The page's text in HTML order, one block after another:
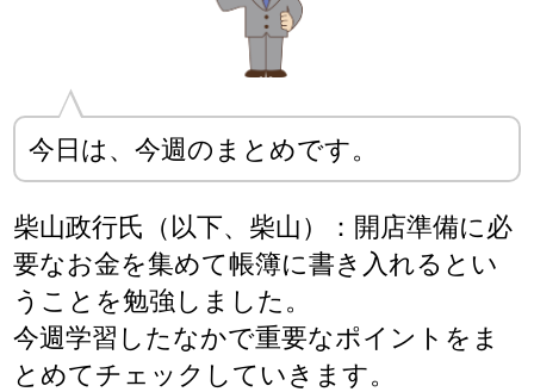
今日は、今週のまとめです。
柴山政行氏（以下、柴山）：開店準備に必
要なお金を集めて帳簿に書き入れるとい
うことを勉強しました。
今週学習したなかで重要なポイントをま
とめてチェックしていきます。